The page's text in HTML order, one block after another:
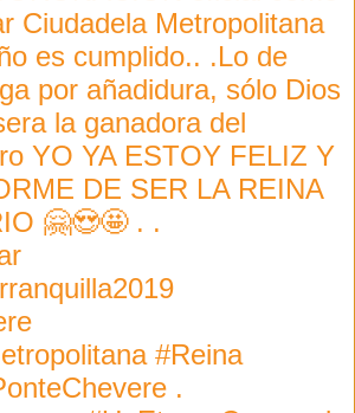
Ciudadela Metropolitana
es cumplido.. .Lo de
por añadidura, sólo Dios
la ganadora del
YO YA ESTOY FELIZ Y
DE SER LA REINA
🤗😍🤩 . .
#Reina
.